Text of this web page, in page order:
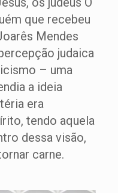
que recebeu
Mendes
judaica
– uma
a ideia
era
tendo aquela
dessa visão,
carne.